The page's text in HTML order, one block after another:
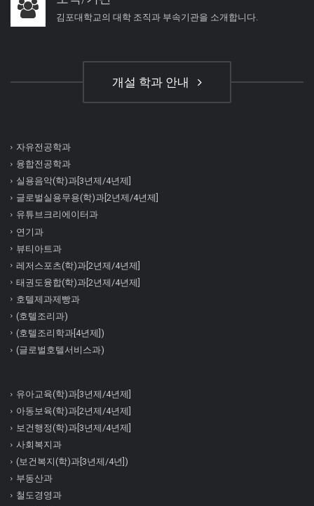
김포대학교의 대학 조직과 부속기관을 소개합니다.
개설 학과 안내
자유전공학과
융합전공학과
실용음악(학)과[3년제/4년제]
글로벌실용무용(학)과[2년제/4년제]
유튜브크리에이터과
연기과
뷰티아트과
레저스포츠(학)과[2년제/4년제]
태권도융합(학)과[2년제/4년제]
호텔제과제빵과
(호텔조리과)
(호텔조리학과[4년제])
(글로벌호텔서비스과)
유아교육(학)과[3년제/4년제]
아동보육(학)과[2년제/4년제]
보건행정(학)과[3년제/4년제]
사회복지과
(보건복지(학)과[3년제/4년])
부동산과
철도경영과